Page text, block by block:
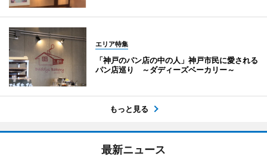
エリア特集
「神戸のパン店の中の人」神戸市民に愛される
パン店巡り ～ダディーズベーカリー～
もっと見る
最新ニュース